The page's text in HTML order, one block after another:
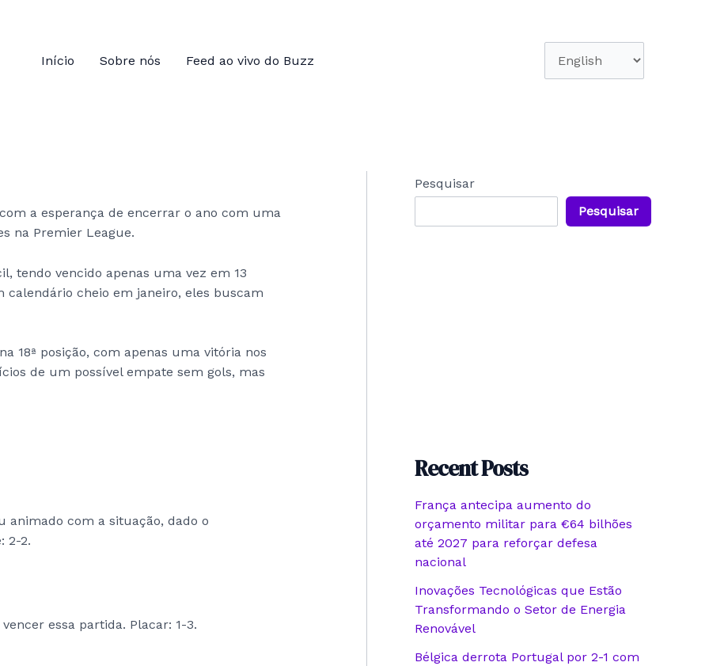
Início Sobre nós Feed ao vivo do Buzz
com a esperança de encerrar o ano com uma
na Premier League.
tendo vencido apenas uma vez em 13
cheio em janeiro, eles buscam
18ª posição, com apenas uma vitória nos
de um possível empate sem gols, mas
animado com a situação, dado o
2-2.
essa partida. Placar: 1-3.
Pesquisar
Pesquisar
Recent Posts
França antecipa aumento do
orçamento militar para €64 bilhões
até 2027 para reforçar defesa
nacional
Inovações Tecnológicas que Estão
Transformando o Setor de Energia
Renovável
Bélgica derrota Portugal por 2-1 com